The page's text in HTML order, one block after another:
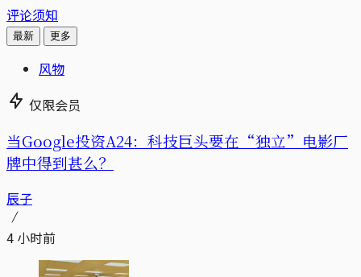
评论须知
最新 更多
风物
仅限会员
当Google投资A24：科技巨头要在“独立”电影厂
牌中得到甚么？
辰子
4 小时前